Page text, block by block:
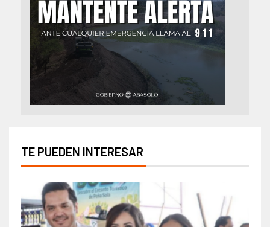
TE PUEDEN INTERESAR